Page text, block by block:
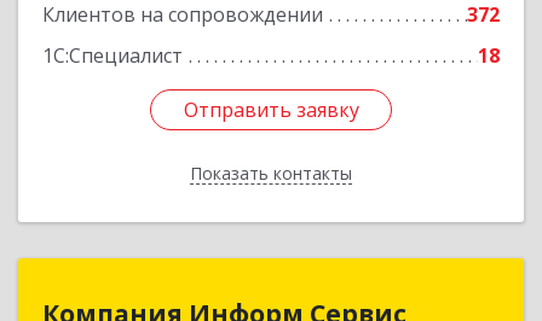
Клиентов на сопровождении
372
1С:Специалист
18
Отправить заявку
Показать контакты
Отправить заявку
Назад
Компания Информ Сервис
Компания Информ Сервис